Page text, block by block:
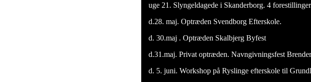
uge 21. Slyngeldagede i Skanderborg. 4
d.28. maj. Optræden Svendborg Efterskole.
d. 30.maj . Optræden Skalbjerg Byfest
d.31.maj. Privat optræden. Navngivningsfest
d. 5. juni. Workshop på Ryslinge efterskole til